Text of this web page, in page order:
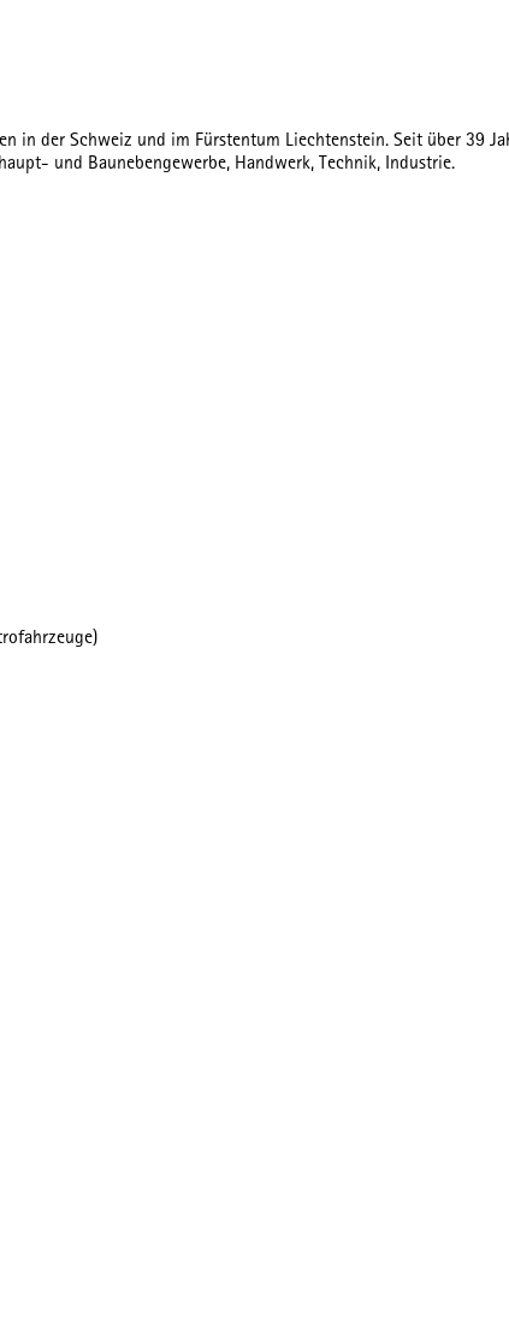
in der Schweiz und im Fürstentum Liechtenstein. Seit über 39
und Baunebengewerbe, Handwerk, Technik, Industrie.